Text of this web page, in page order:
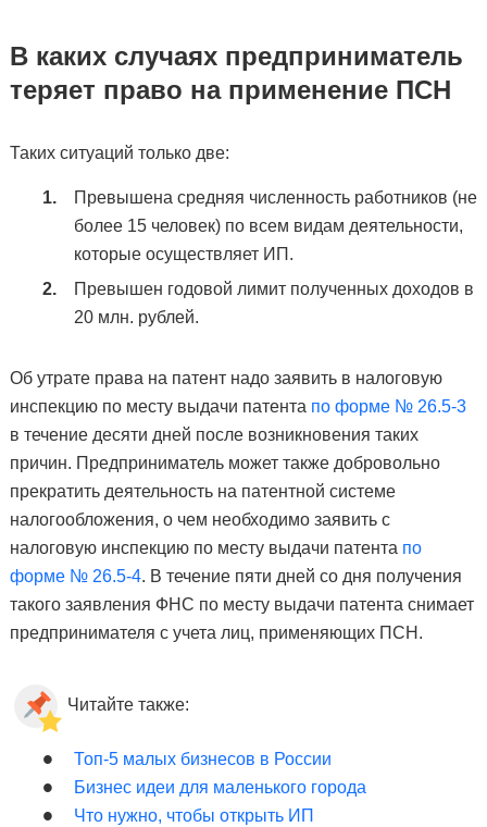
В каких случаях предприниматель
теряет право на применение ПСН
Таких ситуаций только две:
Превышена средняя численность работников (не
более 15 человек) по всем видам деятельности,
которые осуществляет ИП.
Превышен годовой лимит полученных доходов в
20 млн. рублей.
Об утрате права на патент надо заявить в налоговую
инспекцию по месту выдачи патента по форме № 26.5-3
в течение десяти дней после возникновения таких
причин. Предприниматель может также добровольно
прекратить деятельность на патентной системе
налогообложения, о чем необходимо заявить с
налоговую инспекцию по месту выдачи патента по
форме № 26.5-4. В течение пяти дней со дня получения
такого заявления ФНС по месту выдачи патента снимает
предпринимателя с учета лиц, применяющих ПСН.
Читайте также:
Топ-5 малых бизнесов в России
Бизнес идеи для маленького города
Что нужно, чтобы открыть ИП